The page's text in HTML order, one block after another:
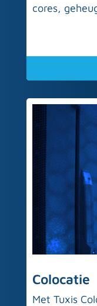
cores,
Colocatie
Met Tuxis